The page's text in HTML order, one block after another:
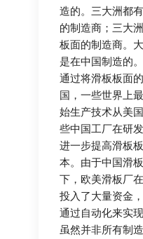
造的。三大洲都
的制造商；三大
板面的制造商。
是在中国制造的。
通过将滑板板面
国，一些世界上
始生产技术从美
些中国工厂在研
进一步提高滑板
本。由于中国滑
下，欧美滑板厂
投入了大量资金
通过自动化来实现
虽然并非所有制